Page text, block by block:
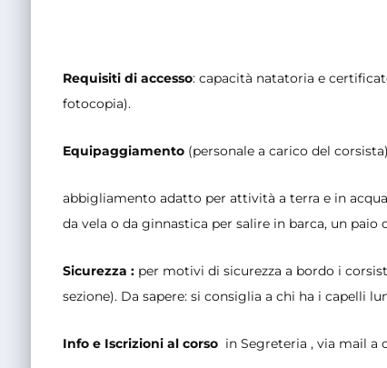
Requisiti di accesso: capacità natatoria e
fotocopia).
Equipaggiamento (personale a carico del
abbigliamento adatto per attività a terra e in
da vela o da ginnastica per salire in barca, un
Sicurezza : per motivi di sicurezza a bordo i
sezione). Da sapere: si consiglia a chi ha i capelli
Info e Iscrizioni al corso in Segreteria , via mail a